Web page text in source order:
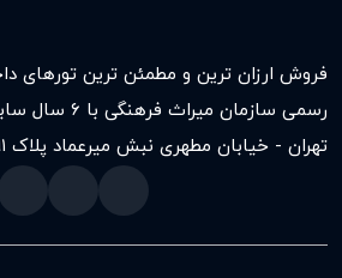
فروش ارزان ترین و مطمئن ترین تورهای
رسمی سازمان میراث فرهنگی با ۶ سال سابقه درخشان
تهران - خیابان مطهری نبش میرعماد پلاک ۱۹۱